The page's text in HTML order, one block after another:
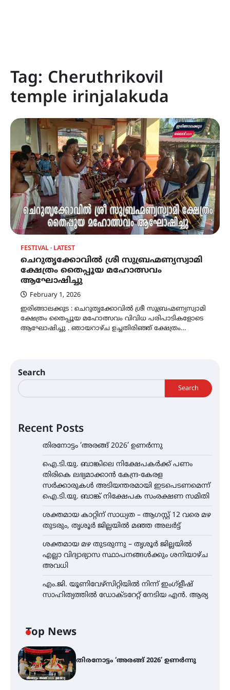
Tag: Cheruthrikovil
temple irinjalakuda
FESTIVAL LATEST
ചെറുതൃക്കോവിൽ ശ്രീ സുബ്രഹ്മണ്യസ്വാമി
ക്ഷേത്രം തൈപ്പൂയ മഹോത്സവം
ആഘോഷിച്ചു
February 1, 2026
ഇരിങ്ങാലക്കുട : ചെറുതൃക്കോവിൽ ശ്രീ സുബ്രഹ്മണ്യസ്വാമി
ക്ഷേത്രം തൈപ്പൂയ മഹോത്സവം വിവിധ പരിപാടികളോടെ
ആഘോഷിച്ചു . ഞായറാഴ്ച ഉച്ചതിരിഞ്ഞ് ക്ഷേത്രം…
Search
Search
Recent Posts
തിരനോട്ടം ‘അരങ്ങ് 2026’ ഉണർന്നു
ഐ.ടി.യു. ബാങ്കിലെ നിക്ഷേപകർക്ക് പണം
തിരികെ ലഭ്യമാക്കാൻ കേന്ദ്ര-കേരള
സർക്കാരുകൾ അടിയന്തരമായി ഇടപെടണമെന്ന്
ഐ.ടി.യു. ബാങ്ക് നിക്ഷേപക സംരക്ഷണ സമിതി
ശക്തമായ കാറ്റിന് സാധ്യത – ആഗസ്റ്റ് 12 വരെ മഴ
തുടരും, തൃശൂർ ജില്ലയിൽ മഞ്ഞ അലർട്ട്
ശക്തമായ മഴ തുടരുന്നു – തൃശൂർ ജില്ലയിൽ
എല്ലാ വിദ്യാഭ്യാസ സ്ഥാപനങ്ങൾക്കും ശനിയാഴ്ച
അവധി
എം.ജി. യൂണിവേഴ്‌സിറ്റിയിൽ നിന്ന് ഇംഗ്ളീഷ്
സാഹിത്യത്തിൽ ഡോക്ടറേറ്റ് നേടിയ എൻ. ആര്യ
Top News
തിരനോട്ടം ‘അരങ്ങ് 2026’ ഉണർന്നു